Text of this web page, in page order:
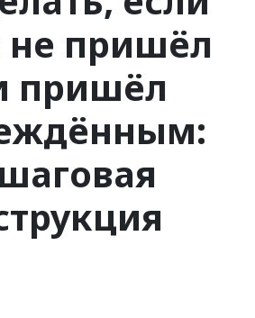
не пришёл
пришёл